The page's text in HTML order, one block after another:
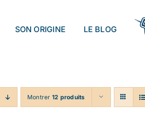
SON ORIGINE LE BLOG
Montrer 12 produits